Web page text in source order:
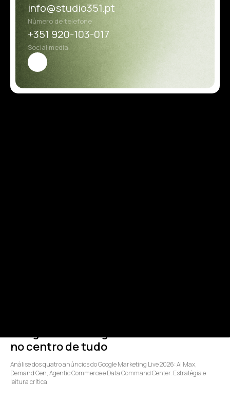
info@studio351.pt
Número de telefone
+351 920-103-017
Social media
no centro de tudo
Análise dos quatro anúncios do Google Marketing Live 2026: AI Max,
Demand Gen, Agentic Commerce e Data Command Center. Estratégia e
leitura crítica.